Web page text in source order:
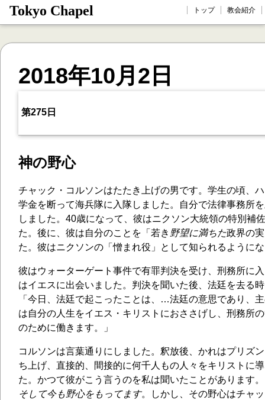
Tokyo Chapel トップ 教会紹介
2018年10月2日
第275日
神の野心
チャック・コルソンはたたき上げの男です。学生の頃、
学金を断って海兵隊に入隊しました。自分で法律事務所
しました。40歳になって、彼はニクソン大統領の特別補
た。後に、彼は自分のことを「若き野望に満ちた政界の
た。彼はニクソンの「憎まれ役」として知られるように
彼はウォーターゲート事件で有罪判決を受け、刑務所に
はイエスに出会いました。判決を聞いた後、法廷を去る
「今日、法廷で起こったことは、…法廷の意思であり、
は自分の人生をイエス・キリストにおささげし、刑務所
のために働きます。」
コルソンは言葉通りにしました。釈放後、かれはプリズ
ち上げ、直接的、間接的に何千人もの人々をキリストに
た。かつて彼がこう言うのを私は聞いたことがあります
そして今も野心をもってます。しかし、その野心はチャ